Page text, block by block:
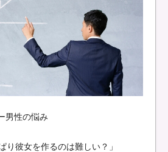
男性の悩み
り彼女を作るのは難しい？」